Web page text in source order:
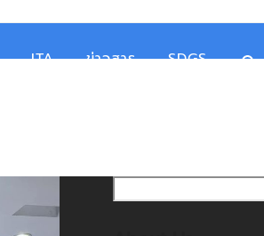
ITA ข่าวสาร SDGS